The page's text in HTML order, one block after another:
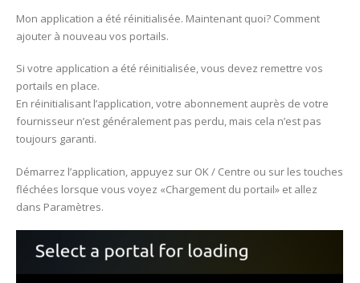
Mon application a été réinitialisée. Maintenant quoi? Comment
ajouter à nouveau vos portails.
Si votre application a été réinitialisée, vous devez remettre vos
portails en place.
En réinitialisant l’application, votre abonnement auprès de votre
fournisseur n’est généralement pas perdu, mais cela n’est pas
toujours garanti.
Démarrez l’application, appuyez sur OK / Centre ou sur les touches
fléchées lorsque vous voyez «Chargement du portail» et allez
dans Paramètres.